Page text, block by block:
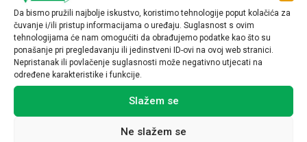
Da bismo pružili najbolje iskustvo, koristimo tehnologije poput kolačića za
čuvanje i/ili pristup informacijama o uređaju. Suglasnost s ovim
tehnologijama će nam omogućiti da obrađujemo podatke kao što su
ponašanje pri pregledavanju ili jedinstveni ID-ovi na ovoj web stranici.
Nepristanak ili povlačenje suglasnosti može negativno utjecati na
određene karakteristike i funkcije.
Slažem se
Ne slažem se
plava
Tip opreme
glava tipkala